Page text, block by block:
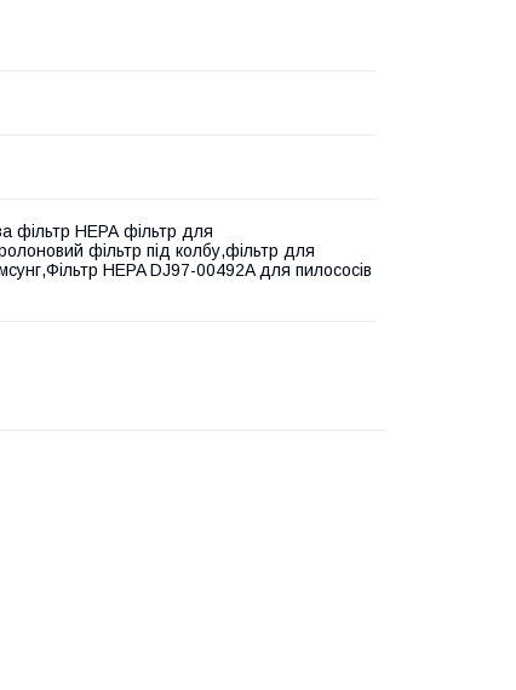
фільтр НЕРА фільтр для
фільтр під колбу,фільтр для
HEPA DJ97-00492A для пилососів